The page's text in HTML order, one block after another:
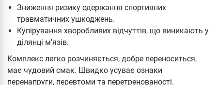
Зниження ризику одержання спортивних
травматичних ушкоджень.
Купірування хворобливих відчуттів, що виникають у
ділянці м'язів.
Комплекс легко розчиняється, добре переноситься,
має чудовий смак. Швидко усуває ознаки
перенапруги, перевтоми та перетренованості.